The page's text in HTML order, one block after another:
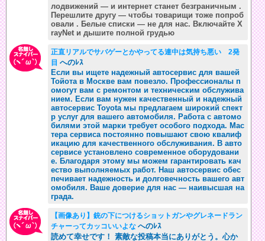
лодвижений — и интернет станет безграничным .
Перешлите другу — чтобы товарищи тоже попроб
овали . Белые списки — не для нас. Включайте X
rayNet и дышите полной грудью
正直リアルでサバゲーとかやってる連中は気持ち悪い 2発
目 へのﾚｽ
Если вы ищете надежный автосервис для вашей
Тойота в Москве вам повезло. Профессионалы п
омогут вам с ремонтом и техническим обслужива
нием. Если вам нужен качественный и надежный
автосервис Toyota мы предлагаем широкий спект
р услуг для вашего автомобиля. Работа с автомо
билями этой марки требует особого подхода. Мас
тера сервиса постоянно повышают свою квалиф
икацию для качественного обслуживания. В авто
сервисе установлено современное оборудовани
е. Благодаря этому мы можем гарантировать кач
ество выполняемых работ. Наш автосервис обес
печивает надежность и долговечность вашего авт
омобиля. Ваше доверие для нас — наивысшая на
града.
【画像あり】銃の下につけるショットガンやグレネードラン
チャーってカッコいいよな へのﾚｽ
読めて幸せです！ 素敵な投稿本当にありがとう。心か